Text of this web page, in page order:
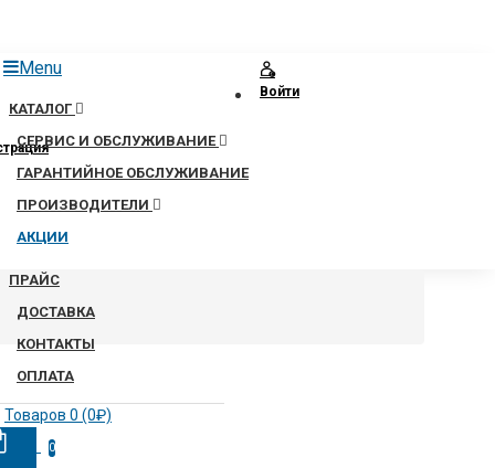
Menu
КАТАЛОГ
СЕРВИС И ОБСЛУЖИВАНИЕ
ГАРАНТИЙНОЕ ОБСЛУЖИВАНИЕ
ПРОИЗВОДИТЕЛИ
АКЦИИ
ПРАЙС
ДОСТАВКА
КОНТАКТЫ
ОПЛАТА
Товаров 0 (0₽)
0
Войти